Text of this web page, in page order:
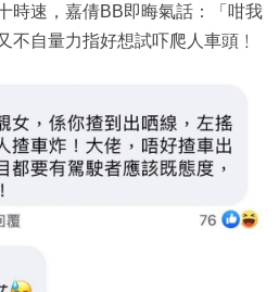
時速，嘉倩BB即晦氣話：「咁我
不自量力指好想試吓爬人車頭﹗